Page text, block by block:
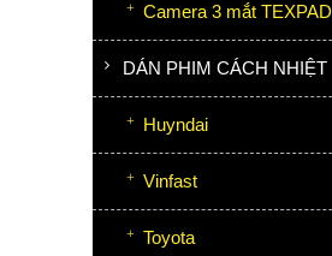
Camera 3 mắt TEXPAD
DÁN PHIM CÁCH NHIỆT
Huyndai
Vinfast
Toyota